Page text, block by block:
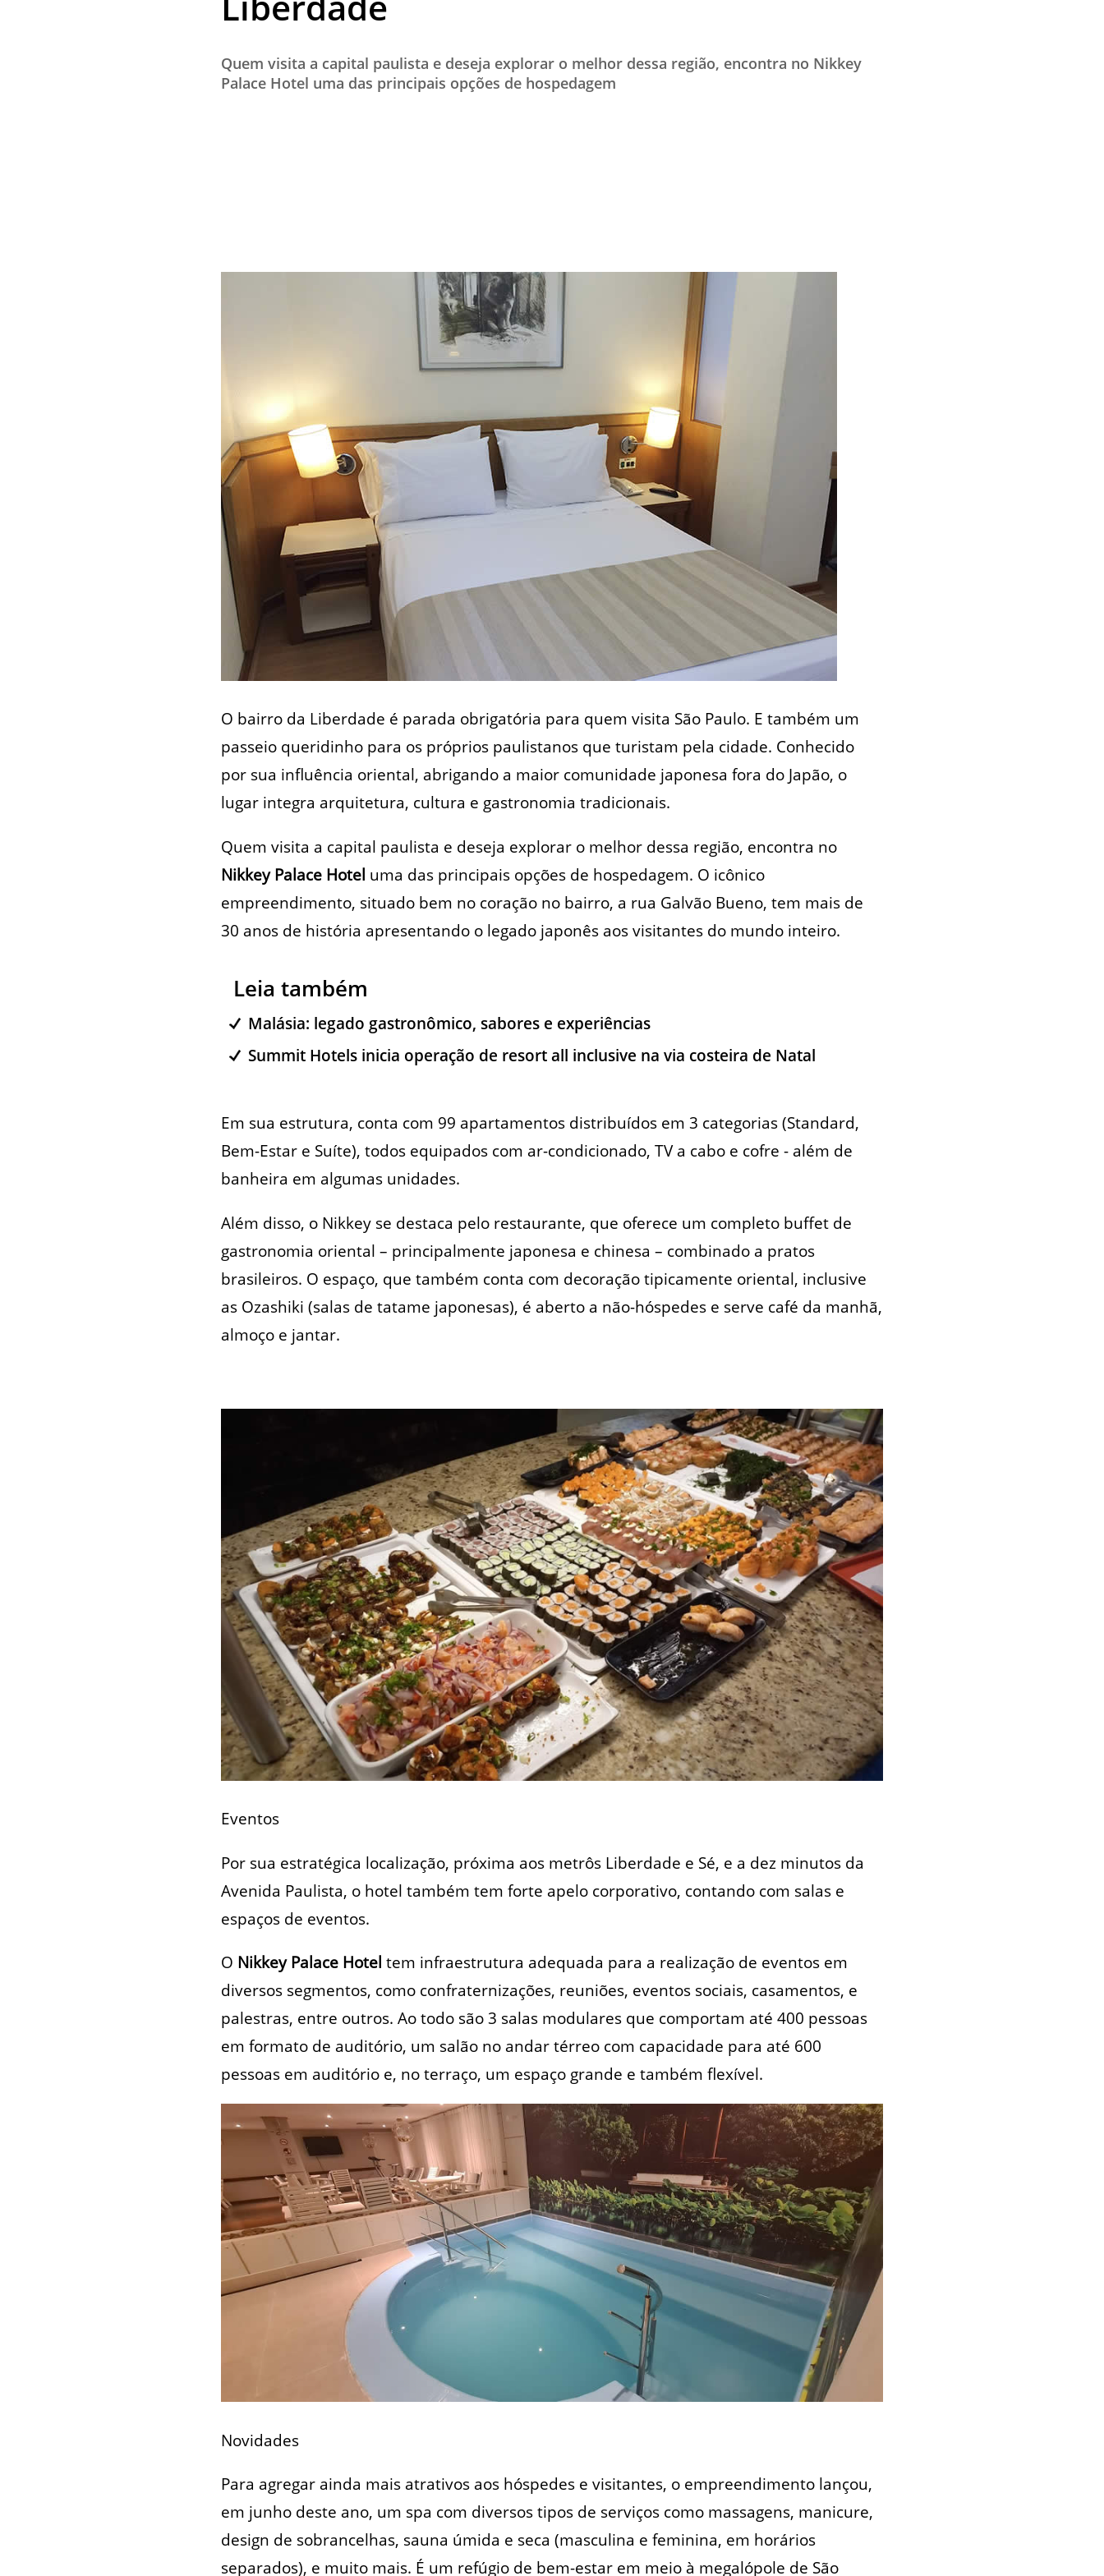
PARCEIROS
Quem visita a capital paulista e deseja explorar o melhor dessa região, encontra no Nikkey
Palace Hotel uma das principais opções de hospedagem
O bairro da Liberdade é parada obrigatória para quem visita São Paulo. E também um
passeio queridinho para os próprios paulistanos que turistam pela cidade. Conhecido
por sua influência oriental, abrigando a maior comunidade japonesa fora do Japão, o
lugar integra arquitetura, cultura e gastronomia tradicionais.
Quem visita a capital paulista e deseja explorar o melhor dessa região, encontra no
Nikkey Palace Hotel uma das principais opções de hospedagem. O icônico
empreendimento, situado bem no coração no bairro, a rua Galvão Bueno, tem mais de
30 anos de história apresentando o legado japonês aos visitantes do mundo inteiro.
Leia também
Malásia: legado gastronômico, sabores e experiências
Summit Hotels inicia operação de resort all inclusive na via costeira de Natal
Em sua estrutura, conta com 99 apartamentos distribuídos em 3 categorias (Standard,
Bem-Estar e Suíte), todos equipados com ar-condicionado, TV a cabo e cofre - além de
banheira em algumas unidades.
Além disso, o Nikkey se destaca pelo restaurante, que oferece um completo buffet de
gastronomia oriental – principalmente japonesa e chinesa – combinado a pratos
brasileiros. O espaço, que também conta com decoração tipicamente oriental, inclusive
as Ozashiki (salas de tatame japonesas), é aberto a não-hóspedes e serve café da manhã,
almoço e jantar.
Eventos
Por sua estratégica localização, próxima aos metrôs Liberdade e Sé, e a dez minutos da
Avenida Paulista, o hotel também tem forte apelo corporativo, contando com salas e
espaços de eventos.
O Nikkey Palace Hotel tem infraestrutura adequada para a realização de eventos em
diversos segmentos, como confraternizações, reuniões, eventos sociais, casamentos, e
palestras, entre outros. Ao todo são 3 salas modulares que comportam até 400 pessoas
em formato de auditório, um salão no andar térreo com capacidade para até 600
pessoas em auditório e, no terraço, um espaço grande e também flexível.
Novidades
Para agregar ainda mais atrativos aos hóspedes e visitantes, o empreendimento lançou,
em junho deste ano, um spa com diversos tipos de serviços como massagens, manicure,
design de sobrancelhas, sauna úmida e seca (masculina e feminina, em horários
separados), e muito mais. É um refúgio de bem-estar em meio à megalópole de São